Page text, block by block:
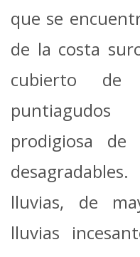
que se
de la costa
cubierto
prodigiosa de
lluvias, de
lluvias